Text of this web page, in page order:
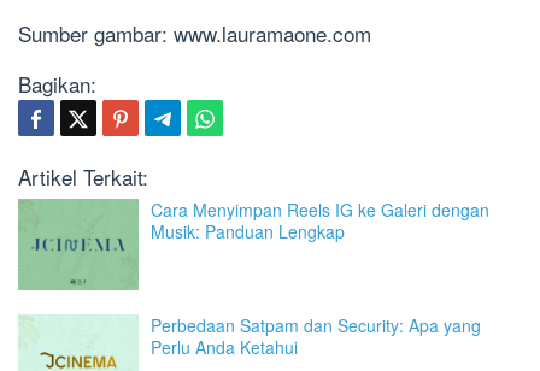
Sumber gambar: www.lauramaone.com
Bagikan:
Artikel Terkait:
Cara Menyimpan Reels IG ke Galeri dengan
Musik: Panduan Lengkap
Perbedaan Satpam dan Security: Apa yang
Perlu Anda Ketahui